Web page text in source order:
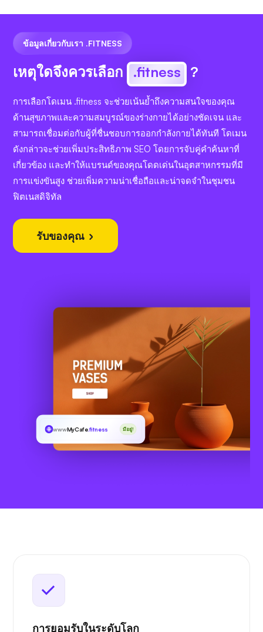
ข้อมูลเกี่ยวกับเรา .FITNESS
เหตุใดจึงควรเลือก .fitness ?
การเลือกโดเมน .fitness จะช่วยเน้นย้ำถึงความสนใจของคุณ
ด้านสุขภาพและความสมบูรณ์ของร่างกายได้อย่างชัดเจน และ
สามารถเชื่อมต่อกับผู้ที่ชื่นชอบการออกกำลังกายได้ทันที โดเมน
ดังกล่าวจะช่วยเพิ่มประสิทธิภาพ SEO โดยการจับคู่คำค้นหาที่
เกี่ยวข้อง และทำให้แบรนด์ของคุณโดดเด่นในอุตสาหกรรมที่มี
การแข่งขันสูง ช่วยเพิ่มความน่าเชื่อถือและน่าจดจำในชุมชน
ฟิตเนสดิจิทัล
รับของคุณ
wwwMyCafe.fitness มีอยู่!
การยอมรับในระดับโลก